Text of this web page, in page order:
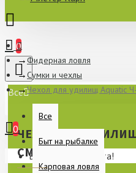
0
Все
Все
Быт на рыбалке
Карповая ловля
0
Ваша корзина пуста!
Фидерная ловля
Сумки и чехлы
Чехол для удилищ Aquatic
ЧЕХОЛ ДЛЯ УДИЛИЩ
СМ МЯГКИЙ